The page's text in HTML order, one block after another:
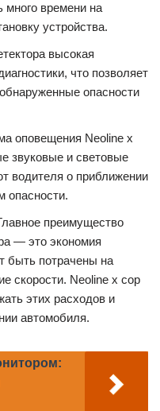
много времени на
устройства.
высокая
что позволяет
опасности
оповещения Neoline x
звуковые и световые
водителя о приближении
опасности.
преимущество
— это экономия
быть потрачены на
скорости. Neoline x cop
этих расходов и
автомобиля.